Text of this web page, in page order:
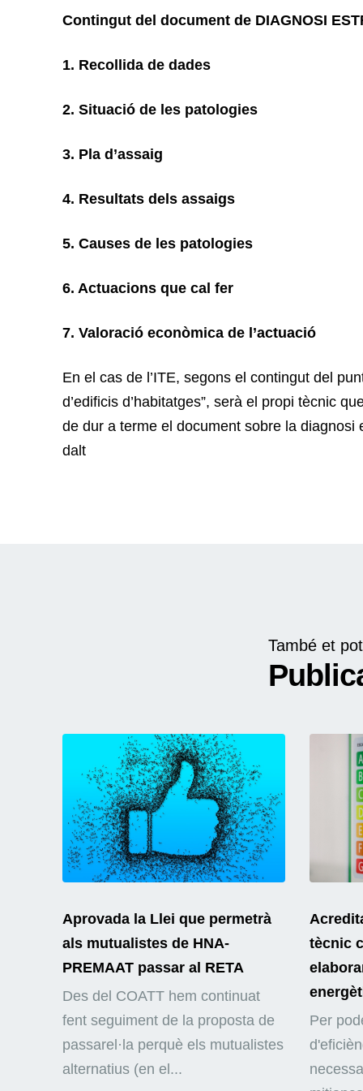
Contingut del document de DIAGNOSI
1. Recollida de dades
2. Situació de les patologies
3. Pla d’assaig
4. Resultats dels assaigs
5. Causes de les patologies
6. Actuacions que cal fer
7. Valoració econòmica de l’actuació
En el cas de l’ITE, segons el contingut del
d’edificis d’habitatges”, serà el propi tècnic
de dur a terme el document sobre la
dalt
També et
Aprovada la Llei que permetrà
als mutualistes de HNA-
PREMAAT passar al RETA
Des del COATT hem continuat
fent seguiment de la proposta de
passarel·la perquè els mutualistes
alternatius (en el...
tècnic
Per